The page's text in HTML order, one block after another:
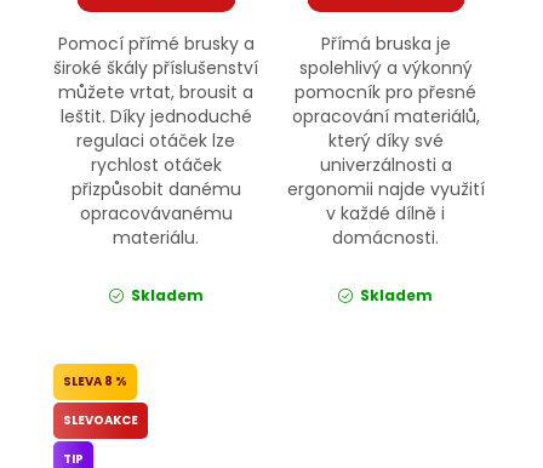
Pomocí přímé brusky a
široké škály příslušenství
můžete vrtat, brousit a
leštit. Díky jednoduché
regulaci otáček lze
rychlost otáček
přizpůsobit danému
opracovávanému
materiálu.
Skladem
Přímá bruska je
spolehlivý a výkonný
pomocník pro přesné
opracování materiálů,
který díky své
univerzálnosti a
ergonomii najde využití
v každé dílně i
domácnosti.
Skladem
8 %
SLEVOAKCE
TIP